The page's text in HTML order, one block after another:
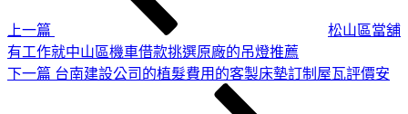
上一篇
松山區當舖
有工作就中山區機車借款挑選原廠的吊燈推薦
下
下一篇 台南建設公司的植髮費用的客製床墊訂制屋瓦評價安